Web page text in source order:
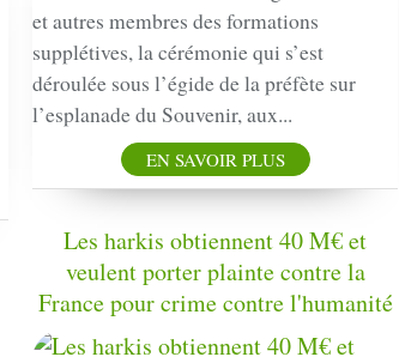
et autres membres des formations
supplétives, la cérémonie qui s’est
déroulée sous l’égide de la préfète sur
l’esplanade du Souvenir, aux...
EN SAVOIR PLUS
Les harkis obtiennent 40 M€ et
veulent porter plainte contre la
France pour crime contre l'humanité